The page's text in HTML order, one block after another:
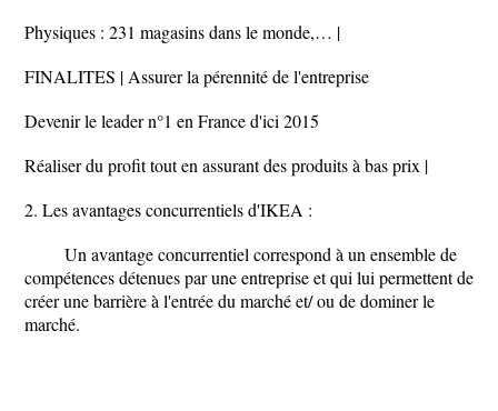
Physiques : 231 magasins dans le monde,… |
FINALITES | Assurer la pérennité de l'entreprise
Devenir le leader n°1 en France d'ici 2015
Réaliser du profit tout en assurant des produits à bas prix |
2. Les avantages concurrentiels d'IKEA :
Un avantage concurrentiel correspond à un ensemble de
compétences détenues par une entreprise et qui lui permettent de
créer une barrière à l'entrée du marché et/ ou de dominer le
marché.